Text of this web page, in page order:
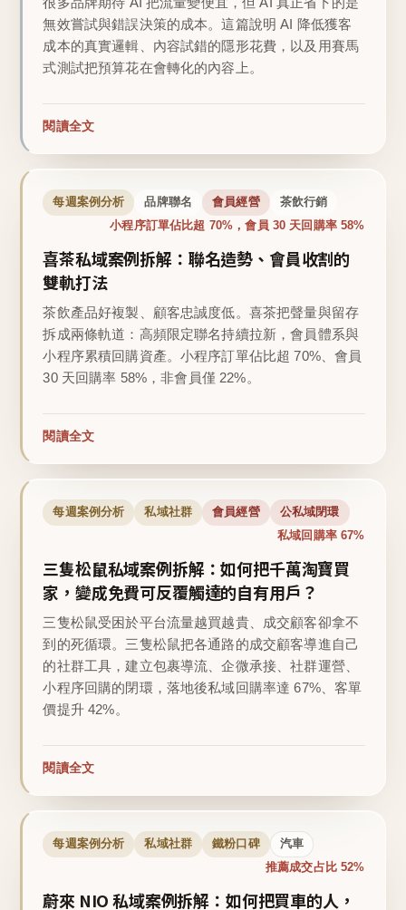
無效嘗試與錯誤決策的成本。這篇說明 AI 降低獲客
成本的真實邏輯、內容試錯的隱形花費，以及用賽馬
式測試把預算花在會轉化的內容上。
閱讀全文
每週案例分析 品牌聯名 會員經營 茶飲行銷
小程序訂單佔比超 70%，會員 30 天回購率 58%
喜茶私域案例拆解：聯名造勢、會員收割的
雙軌打法
茶飲產品好複製、顧客忠誠度低。喜茶把聲量與留存
拆成兩條軌道：高頻限定聯名持續拉新，會員體系與
小程序累積回購資產。小程序訂單佔比超 70%、會員
30 天回購率 58%，非會員僅 22%。
閱讀全文
每週案例分析 私域社群 會員經營 公私域閉環
私域回購率 67%
三隻松鼠私域案例拆解：如何把千萬淘寶買
家，變成免費可反覆觸達的自有用戶？
三隻松鼠受困於平台流量越買越貴、成交顧客卻拿不
到的死循環。三隻松鼠把各通路的成交顧客導進自己
的社群工具，建立包裹導流、企微承接、社群運營、
小程序回購的閉環，落地後私域回購率達 67%、客單
價提升 42%。
閱讀全文
每週案例分析 私域社群 鐵粉口碑 汽車
推薦成交占比 52%
蔚來 NIO 私域案例拆解：如何把買車的人，